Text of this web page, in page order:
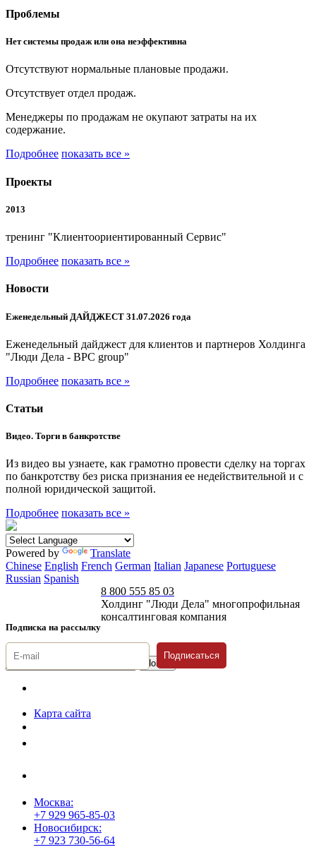
Проблемы
Нет системы продаж или она неэффективна
Отсутствуют нормальные плановые продажи.
Отсутствует отдел продаж.
Менеджеры по продажам не окупают затраты на их
содержание.
Подробнее показать все »
Проекты
2013
тренинг "Клиентоориентированный Сервис"
Подробнее показать все »
Новости
Еженедельный ДАЙДЖЕСТ 31.07.2026 года
Еженедельный дайджест для клиентов и партнеров Холдинга
"Люди Дела - BPC group"
Подробнее показать все »
Статьи
Видео. Торги в банкротстве
Из видео вы узнаете, как грамотно провести сделку на торгах
по банкротству без риска признания ее недействительной и с
полной юридической защитой.
Подробнее показать все »
Powered by
Translate
Chinese English French German Italian Japanese Portuguese
Russian Spanish
Подписка на рассылку
8 800 555 85 03
Холдинг "Люди Дела" многопрофильная
консалтинговая компания
Подписаться
Карта сайта
Москва:
+7 929 965-85-03
Новосибирск:
+7 923 730-56-64